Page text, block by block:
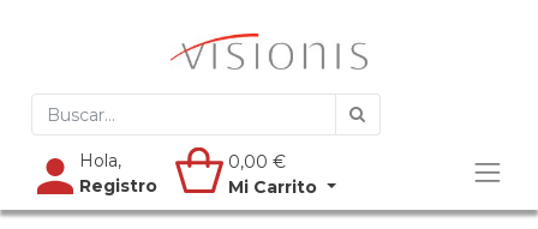
Hola,
Registro
0,00 €
Mi Carrito